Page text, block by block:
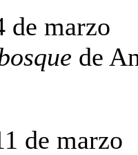
de marzo
de
de marzo